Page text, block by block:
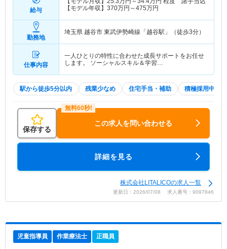
給与
【モデル年収】 370万円～475万円
勤務地
埼玉県 越谷市 東武伊勢崎線「越谷駅」（徒歩3分）
仕事内容
一人ひとりの特性に合わせた成長サポートをお任せ
します。 ソーシャルスキル＆学習…
駅から徒歩5分以内 残業少なめ 住宅手当・補助 積極採用中
保存する
この求人を問い合わせる
詳細を見る
株式会社LITALICOの求人一覧
更新日：2026/07/08 求人番号：9097846
児童指導員 作業療法士 正職員